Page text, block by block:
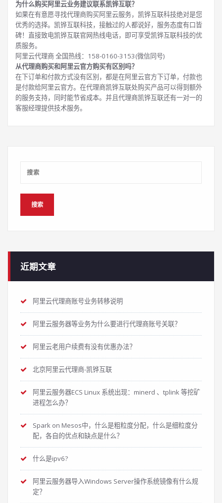
为什么购买阿里云业务建议联系凯铧互联？
如果在有意愿寻找代理商购买阿里云服务，凯铧互联科技绝对是您
优秀的选择。凯铧互联科技，接触过的人都说好，服务态度有口皆
碑！直接致电凯铧互联官网热线电话，即可享受凯铧互联科技的优
质服务。
阿里云代理商 全国热线：158-0160-3153(微信同号)
从代理商购买和阿里云官方购买有区别吗？
在下订单和付款方式没有区别，都是在阿里云官方下订单，付款也
是付款给阿里云官方。在代理商凯铧互联处购买产品可以得到额外
的服务支持，同时能节省成本。并且代理商凯铧互联还有一对一的
客服经理提供技术服务。
近期文章
阿里云代理商账号业务转移说明
阿里云服务器等业务为什么要进行代理商账号关联？
阿里云老用户续费有没有优惠办法？
北京阿里云代理商-凯铧互联
阿里云服务器ECS Linux 系统出现：minerd 、tplink 等挖矿
进程怎么办？
Spark on Mesos中，什么是粗粒度分配，什么是细粒度分
配，各自的优点和缺点是什么？
什么是ipv6?
阿里云服务器导入Windows Server操作系统镜像有什么规
定？